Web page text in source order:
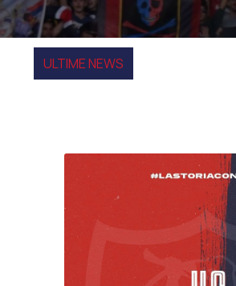
ULTIME NEWS